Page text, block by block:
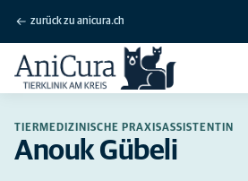
zurück zu anicura.ch
TIERMEDIZINISCHE PRAXISASSISTENTIN
Anouk Gübeli